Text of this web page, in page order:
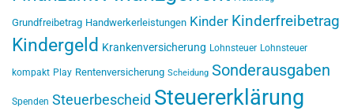
Grundfreibetrag Handwerkerleistungen Kinder Kinderfreibetrag
Kindergeld Krankenversicherung Lohnsteuer Lohnsteuer
kompakt Play Rentenversicherung Scheidung Sonderausgaben
Spenden Steuerbescheid Steuererklärung